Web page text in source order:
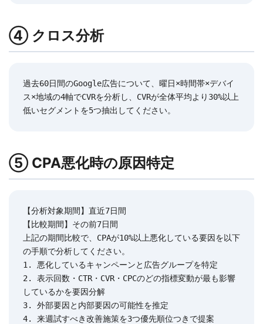
④ クロス分析
過去60日間のGoogle広告について、曜日×時間帯×デバイ
ス×地域の4軸でCVRを分析し、CVRが全体平均より30%以上
低いセグメントを5つ抽出してください。
⑤ CPA悪化時の原因特定
【分析対象期間】直近7日間
【比較期間】その前7日間
上記の期間比較で、CPAが10%以上悪化している要因を以下
の手順で分析してください。
1. 悪化しているキャンペーンと広告グループを特定
2. 表示回数・CTR・CVR・CPCのどの指標変動が最も影響
しているかを要因分解
3. 外部要因と内部要因の可能性を推定
4. 来週試すべき改善施策を3つ優先順位つきで提案